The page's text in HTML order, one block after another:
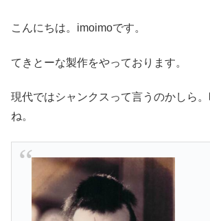
こんにちは。imoimoです。
てきとーな製作をやっております。
現代ではシャンクスって言うのかしら
ね。